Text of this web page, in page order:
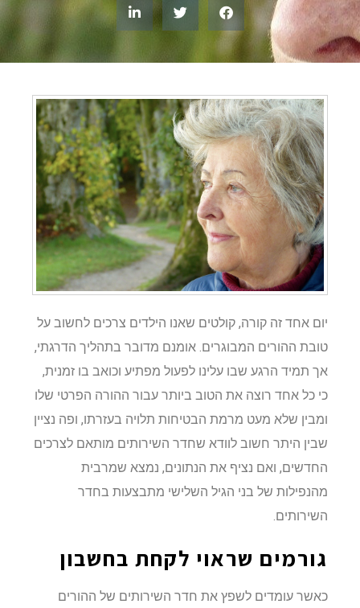
יום אחד זה קורה, קולטים שאנו הילדים צרכים לחשוב על
טובת ההורים המבוגרים. אומנם מדובר בתהליך הדרגתי,
אך תמיד הרגע שבו עלינו לפעול מפתיע וכואב בו זמנית,
כי כל אחד רוצה את הטוב ביותר עבור ההורה הפרטי שלו
ומבין שלא מעט מרמת הבטיחות תלויה בעזרתו, ופה נציין
שבין היתר חשוב לוודא שחדר השירותים מותאם לצרכים
החדשים, ואם נציף את הנתונים, נמצא שמרבית
מהנפילות של בני הגיל השלישי מתבצעות בחדר
השירותים.
גורמים שראוי לקחת בחשבון
כאשר עומדים לשפץ את חדר השירותים של ההורים